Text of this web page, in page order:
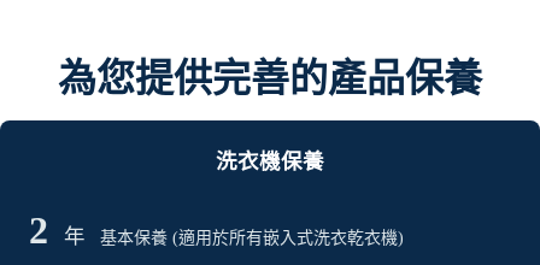
為您提供完善的產品保養
洗衣機保養
2 年 基本保養 (適用於所有嵌入式洗衣乾衣機)